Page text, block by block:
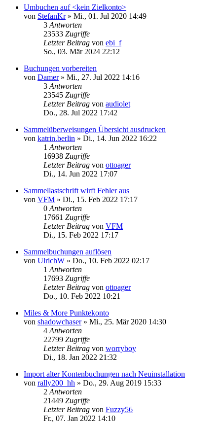
Umbuchen auf <kein Zielkonto>
von StefanKr» Mi., 01. Jul 2020 14:49
3 Antworten
23533 Zugriffe
Letzter Beitrag von ebi_f
So., 03. Mär 2024 22:12
Buchungen vorbereiten
von Damer» Mi., 27. Jul 2022 14:16
3 Antworten
23545 Zugriffe
Letzter Beitrag von audiolet
Do., 28. Jul 2022 17:42
Sammelüberweisungen Übersicht ausdrucken
von katrin.berlin » Di., 14. Jun 2022 16:22
1 Antworten
16938 Zugriffe
Letzter Beitrag von ottoager
Di., 14. Jun 2022 17:07
Sammellastschrift wirft Fehler aus
von VFM » Di., 15. Feb 2022 17:17
0 Antworten
17661 Zugriffe
Letzter Beitrag von VFM
Di., 15. Feb 2022 17:17
Sammelbuchungen auflösen
von UlrichW » Do., 10. Feb 2022 02:17
1 Antworten
17693 Zugriffe
Letzter Beitrag von ottoager
Do., 10. Feb 2022 10:21
Miles & More Punktekonto
von shadowchaser» Mi., 25. Mär 2020 14:30
4 Antworten
22799 Zugriffe
Letzter Beitrag von worryboy
Di., 18. Jan 2022 21:32
Import alter Kontenbuchungen nach Neuinstallation
von rally200_hh » Do., 29. Aug 2019 15:33
2 Antworten
21449 Zugriffe
Letzter Beitrag von Fuzzy56
Fr., 07. Jan 2022 14:10